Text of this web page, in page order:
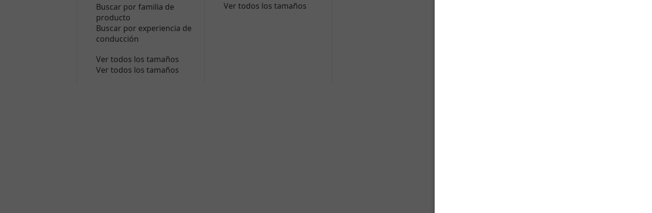
Buscar por familia de
producto
Buscar por experiencia de
conducción
Ver todos los tamaños
Ver todos los tamaños
Ver todos los tamaños